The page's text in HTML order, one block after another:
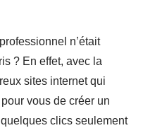
professionnel n’était
? En effet, avec la
sites internet qui
vous de créer un
clics seulement